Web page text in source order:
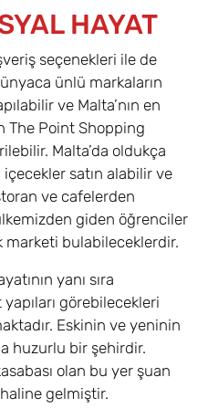
HAYAT
seçenekleri ile de
ünlü markaların
ve Malta’nın en
The Point Shopping
Malta’da oldukça
satın alabilir ve
ve cafelerden
giden öğrenciler
marketi bulabileceklerdir.
yanı sıra
görebilecekleri
Eskinin ve yeninin
huzurlu bir şehirdir.
olan bu yer şuan
gelmiştir.